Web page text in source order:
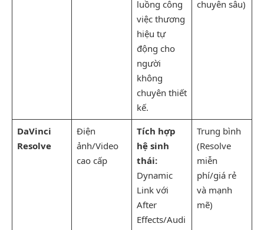
luồng công
việc thương
hiệu tự
động cho
người
không
chuyên thiết
kế.
chuyên sâu)
DaVinci
Resolve
Điện
ảnh/Video
cao cấp
Tích hợp
hệ sinh
thái:
Dynamic
Link với
After
Effects/Audi
Trung bình
(Resolve
miễn
phí/giá rẻ
và mạnh
mẽ)